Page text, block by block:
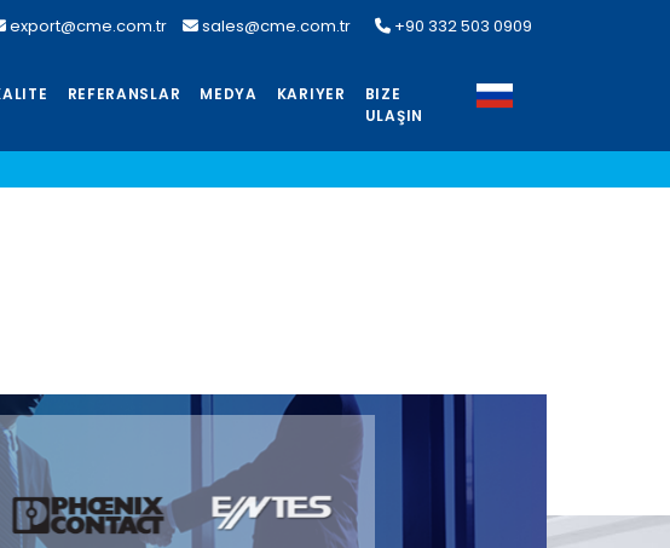
export@cme.com.tr sales@cme.com.tr +90 332 503 0909
REFERANSLAR MEDYA KARIYER
BIZE
ULAŞIN